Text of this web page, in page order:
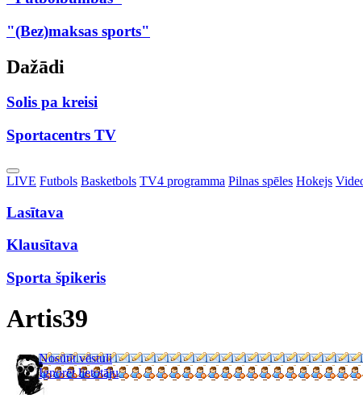
"(Bez)maksas sports"
Dažādi
Solis pa kreisi
Sportacentrs TV
Toggle
Dropdown
LIVE Futbols Basketbols TV4 programma Pilnas spēles Hokejs
Lasītava
Klausītava
Sporta špikeris
Artis39
Nosūtīt vēstuli
Ignorēt lietotāju